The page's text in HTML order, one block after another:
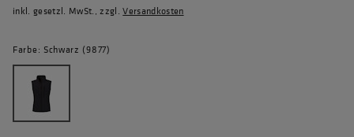
inkl. gesetzl. MwSt., zzgl.Versandkosten
Farbe: Schwarz (9877)